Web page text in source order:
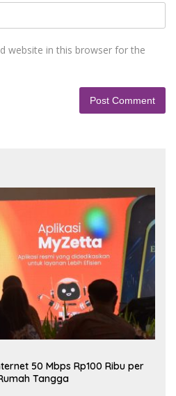
website in this browser for the
50 Mbps Rp100 Ribu per
Tangga